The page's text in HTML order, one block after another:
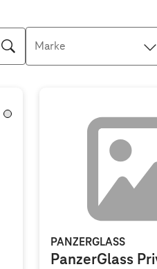
Marke
Transparent
PANZERGLASS
PanzerGlass